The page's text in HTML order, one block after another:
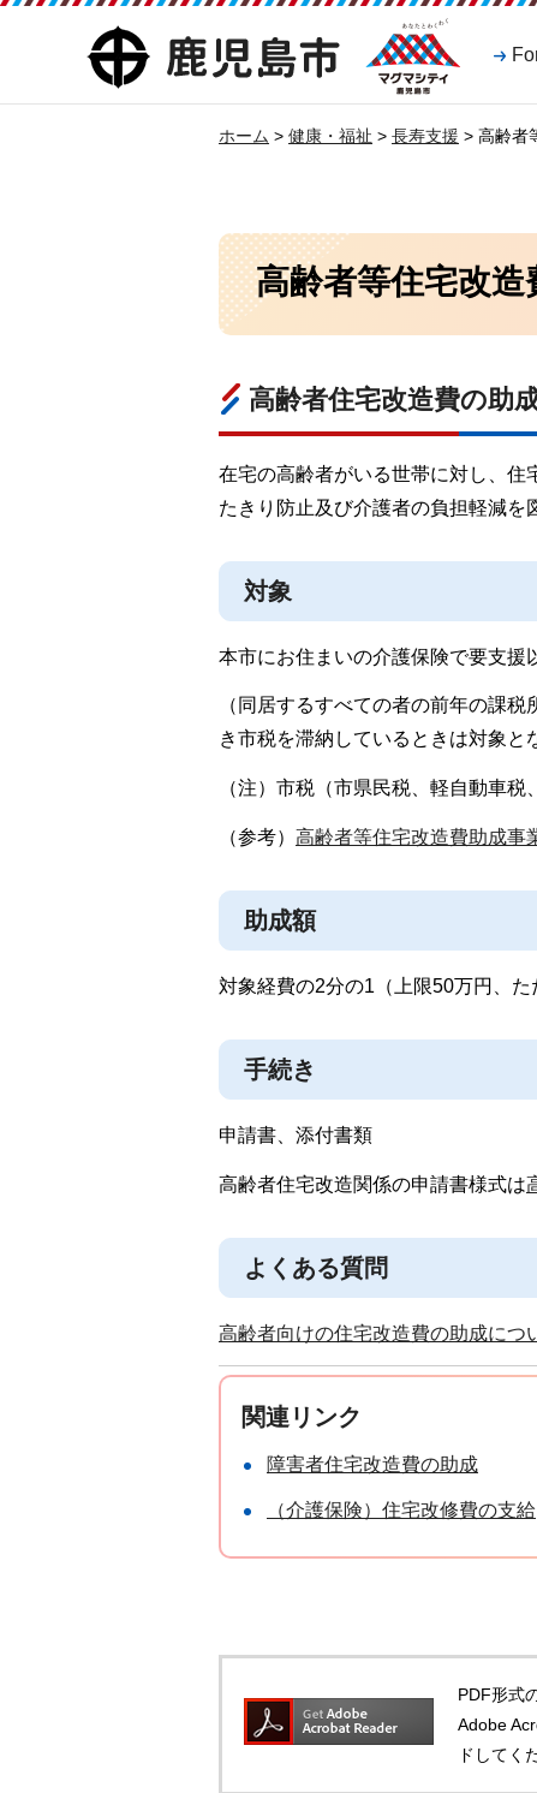
鹿児島市
マグマシティ
鹿児島市
ホーム > 健康・福祉 > 長寿支援 > 高齢者
高齢者等住宅改造
高齢者住宅改造費の助
在宅の高齢者がいる世帯に対し、住
たきり防止及び介護者の負担軽減を
対象
本市にお住まいの介護保険で要支援
（同居するすべての者の前年の課
き市税を滞納しているときは対象と
（注）市税（市県民税、軽自動車
（参考） 高齢者等住宅改造費助成事
助成額
対象経費の2分の1（上限50万円、た
手続き
申請書、添付書類
高齢者住宅改造関係の申請書様式は
よくある質問
高齢者向けの住宅改造費の助成につ
関連リンク
障害者住宅改造費の助成
（介護保険）住宅改修費の支給
PDF形式
Adobe
ドしてく